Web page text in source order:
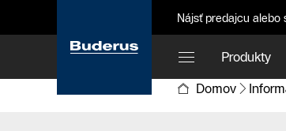
Nájsť predajcu alebo
Produkty
Domov